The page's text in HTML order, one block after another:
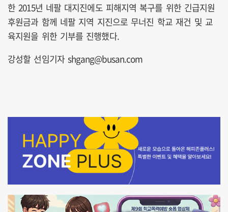
한 2015년 네팔 대지진에도 피해지역 복구를 위한 긴급지원
후원금과 함께 네팔 지역 지진으로 무너진 학교 재건 및 교
육지원을 위한 기부를 진행했다.
강성할 선임기자 shgang@busan.com